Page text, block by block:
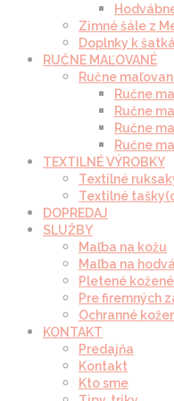
Zimné šále z
Doplnky k
RUČNE MAĽOVANÉ
Ručne
Ručne
Ručne
Ručne
Ručne
TEXTILNÉ VÝROBKY
Textilné
Textilné
DOPREDAJ
SLUŽBY
Maľba na kožu
Maľba na
Pletené
Pre firemných
Ochranné
KONTAKT
Predajňa
Kontakt
Kto sme